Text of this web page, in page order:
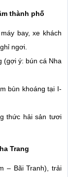
thành phố
bay, xe khách
ngơi.
(gợi ý: bún cá Nha
bùn khoáng tại I-
thức hải sản tươi
Trang
– Bãi Tranh), trải